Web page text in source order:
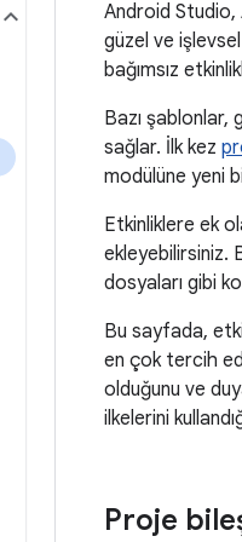
Android Studio,
güzel ve
bağımsız
Bazı şablonlar,
sağlar. İlk kez
modülüne yeni
Etkinliklere ek
ekleyebilirsiniz.
dosyaları gibi
Bu sayfada,
en çok tercih
olduğunu ve
ilkelerini
Proje